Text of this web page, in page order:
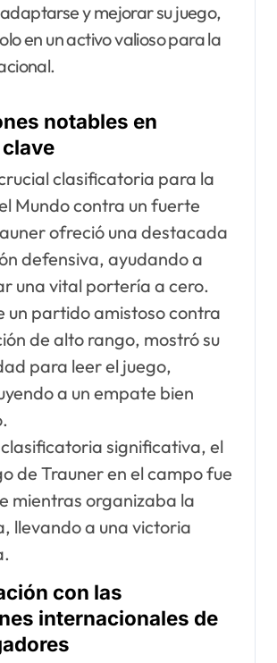
y mejorar su juego,
en un activo valioso para la
notables en
clasificatoria para la
Mundo contra un fuerte
ofreció una destacada
defensiva, ayudando a
una vital portería a cero.
un partido amistoso contra
de alto rango, mostró su
para leer el juego,
a un empate bien
significativa, el
de Trauner en el campo fue
mientras organizaba la
llevando a una victoria
con las
internacionales de